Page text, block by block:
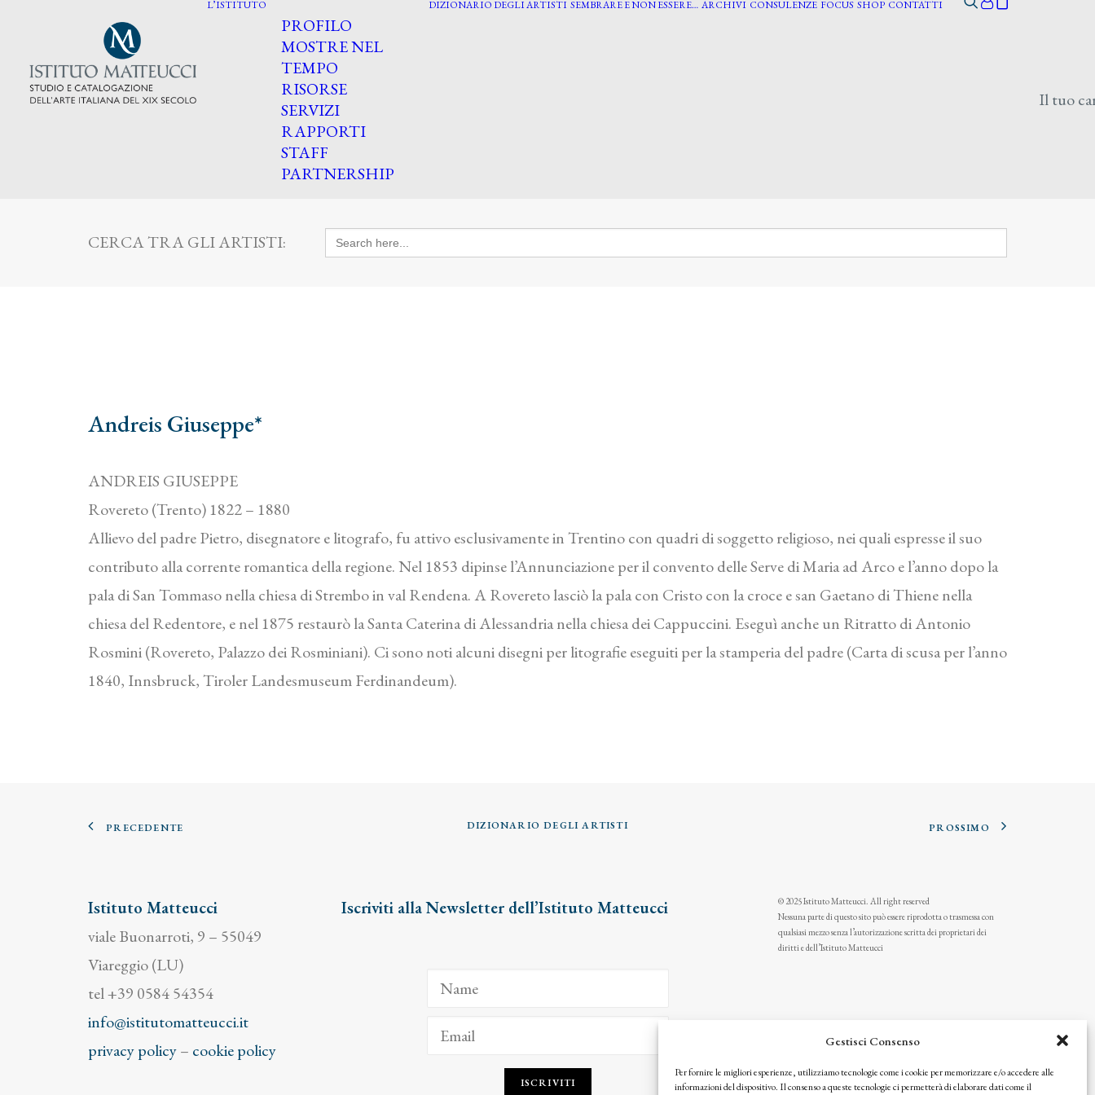
Gestisci Consenso
Per fornire le migliori esperienze, utilizziamo tecnologie come i cookie per memorizzare e/o accedere alle
informazioni del dispositivo. Il consenso a queste tecnologie ci permetterà di elaborare dati come il
L’ISTITUTO
PROFILO
MOSTRE NEL
TEMPO
RISORSE
SERVIZI
RAPPORTI
STAFF
PARTNERSHIP
DIZIONARIO DEGLI ARTISTI SEMBRARE E NON ESSERE… ARCHIVI CONSULENZE FOCUS SHOP CONTATTI
Il tuo
CERCA TRA GLI ARTISTI: Search
for:
Andreis Giuseppe*
ANDREIS GIUSEPPE
Rovereto (Trento) 1822 – 1880
Allievo del padre Pietro, disegnatore e litografo, fu attivo esclusivamente in Trentino con quadri di soggetto religioso, nei quali espresse il suo
contributo alla corrente romantica della regione. Nel 1853 dipinse l’Annunciazione per il convento delle Serve di Maria ad Arco e l’anno dopo la
pala di San Tommaso nella chiesa di Strembo in val Rendena. A Rovereto lasciò la pala con Cristo con la croce e san Gaetano di Thiene nella
chiesa del Redentore, e nel 1875 restaurò la Santa Caterina di Alessandria nella chiesa dei Cappuccini. Eseguì anche un Ritratto di Antonio
Rosmini (Rovereto, Palazzo dei Rosminiani). Ci sono noti alcuni disegni per litografie eseguiti per la stamperia del padre (Carta di scusa per l’anno
1840, Innsbruck, Tiroler Landesmuseum Ferdinandeum).
PRECEDENTE DIZIONARIO DEGLI ARTISTI PROSSIMO
Istituto Matteucci
viale Buonarroti, 9 – 55049
Viareggio (LU)
tel +39 0584 54354
info@istitutomatteucci.it
privacy policy– cookie policy
Iscriviti alla Newsletter dell’Istituto Matteucci
ISCRIVITI
© 2025 Istituto Matteucci. All right reserved
Nessuna parte di questo sito può essere riprodotta o trasmessa con
qualsiasi mezzo senza l’autorizzazione scritta dei proprietari dei
diritti e dell’Istituto Matteucci